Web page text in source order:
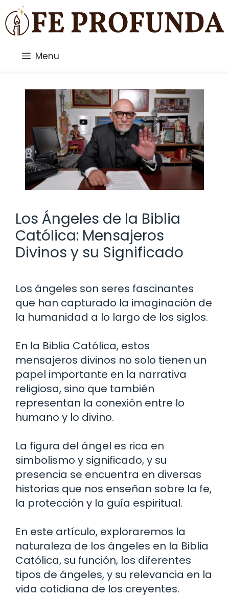
Saltar
al
contenido
Menu
Los Ángeles de la Biblia
Católica: Mensajeros
Divinos y su Significado
Los ángeles son seres fascinantes
que han capturado la imaginación de
la humanidad a lo largo de los siglos.
En la Biblia Católica, estos
mensajeros divinos no solo tienen un
papel importante en la narrativa
religiosa, sino que también
representan la conexión entre lo
humano y lo divino.
La figura del ángel es rica en
simbolismo y significado, y su
presencia se encuentra en diversas
historias que nos enseñan sobre la fe,
la protección y la guía espiritual.
En este artículo, exploraremos la
naturaleza de los ángeles en la Biblia
Católica, su función, los diferentes
tipos de ángeles, y su relevancia en la
vida cotidiana de los creyentes.